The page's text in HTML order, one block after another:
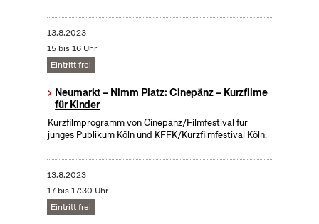
13.8.2023
15 bis 16 Uhr
Eintritt frei
Neumarkt – Nimm Platz: Cinepänz – Kurzfilme
für Kinder
Kurzfilmprogramm von Cinepänz/Filmfestival für
junges Publikum Köln und KFFK/Kurzfilmfestival Köln.
13.8.2023
17 bis 17:30 Uhr
Eintritt frei